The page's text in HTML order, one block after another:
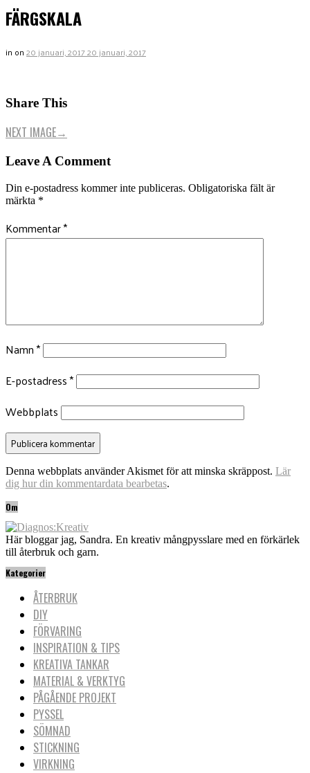
FÄRGSKALA
in on20 januari, 201720 januari, 2017
Share This
NEXT IMAGE→
Leave A Comment
Din e-postadress kommer inte publiceras. Obligatoriska fält är
märkta *
Kommentar*
Namn*
E-postadress*
Webbplats
Denna webbplats använder Akismet för att minska skräppost. Lär
dig hur din kommentardata bearbetas.
Om
Här bloggar jag, Sandra. En kreativ mångpysslare med en förkärlek
till återbruk och garn.
Kategorier
ÅTERBRUK
DIY
FÖRVARING
INSPIRATION & TIPS
KREATIVA TANKAR
MATERIAL & VERKTYG
PÅGÅENDE PROJEKT
PYSSEL
SÖMNAD
STICKNING
VIRKNING